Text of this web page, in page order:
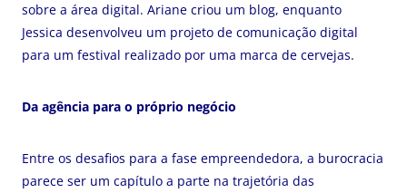
sobre a área digital. Ariane criou um blog, enquanto
Jessica desenvolveu um projeto de comunicação digital
para um festival realizado por uma marca de cervejas.
Da agência para o próprio negócio
Entre os desafios para a fase empreendedora, a burocracia
parece ser um capítulo a parte na trajetória das